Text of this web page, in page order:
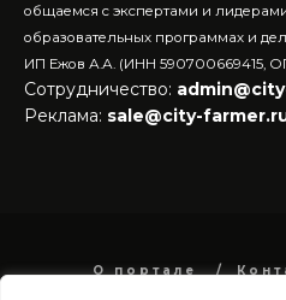
общаемся с экспертами и
образовательных программах и
ИП Ежов А.А. (ИНН 590700669415,
Сотрудничество:
Реклама: sale@city-
О портале